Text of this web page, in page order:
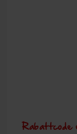
Rabattcode